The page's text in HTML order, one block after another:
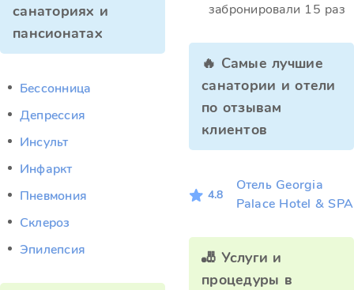
санаториях и
пансионатах
Бессонница
Депрессия
Инсульт
Инфаркт
Пневмония
Склероз
Эпилепсия
забронировали 15 раз
🔥 Самые лучшие
санатории и отели
по отзывам
клиентов
4.8
Отель Georgia
Palace Hotel & SPA
🎳 Услуги и
процедуры в